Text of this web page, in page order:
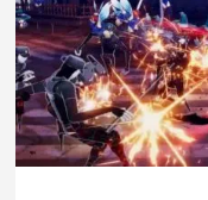
Chiffres de
Rumeurs
Nintendo